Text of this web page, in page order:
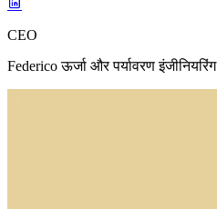
CEO
Federico ऊर्जा और पर्यावरण